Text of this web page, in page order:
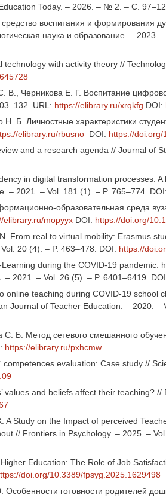
Today. – 2026. – № 2. – С.
воспитания и формирования
наука и образование. –
with activity theory //
Черникова Е. Г. Воспитание
URL: https://elibrary.ru/xrqkfg DOI:
Личностные характеристики
elibrary.ru/rbusno DOI: https://
and a research agenda // Journal of
in digital transformation processes:
– 2021. – Vol. 181 (1). – P. 765–774. DOI:
образовательная среда
elibrary.ru/mopyyx DOI: https://doi.org/
From real to virtual mobility: Erasmus
20 (4). – P. 463–478. DOI: https://
during the COVID-19
2021. – Vol. 26 (5). – P. 6401–6419.
online teaching during COVID-19
Journal of Teacher Education. – 2020. –
Б. Метод сетевого смешанного
https://elibrary.ru/pxhcmw
evaluation: Case study //
and beliefs affect their teaching?
A Study on the Impact of perceived
// Frontiers in Psychology. – 2025. –
Education: The Role of Job
doi.org/10.3389/fpsyg.2025.1629498
готовности родителей